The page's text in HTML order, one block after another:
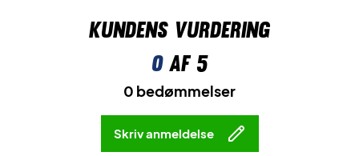
Kundens vurdering
0af 5
0 bedømmelser
Skriv anmeldelse